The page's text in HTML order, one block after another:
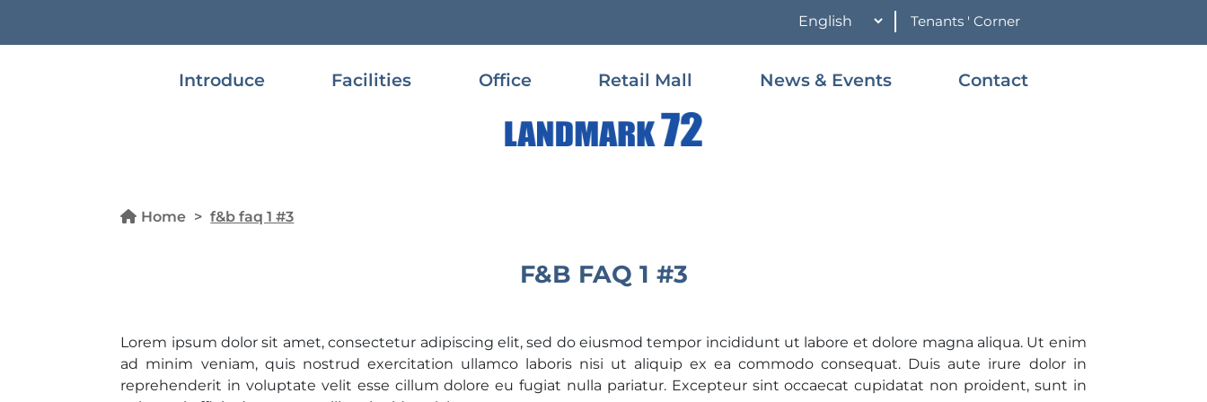
Tenants ' Corner
Introduce Facilities Office Retail Mall News & Events Contact
Home > f&b faq 1 #3
F&B FAQ 1 #3
Lorem ipsum dolor sit amet, consectetur adipiscing elit, sed do eiusmod tempor incididunt ut labore et dolore magna aliqua. Ut enim
ad minim veniam, quis nostrud exercitation ullamco laboris nisi ut aliquip ex ea commodo consequat. Duis aute irure dolor in
reprehenderit in voluptate velit esse cillum dolore eu fugiat nulla pariatur. Excepteur sint occaecat cupidatat non proident, sunt in